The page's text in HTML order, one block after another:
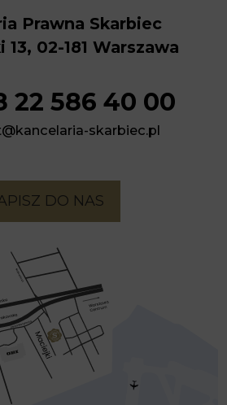
Prawna Skarbiec
02-181 Warszawa
22 586 40 00
skarbiec.pl
DO NAS